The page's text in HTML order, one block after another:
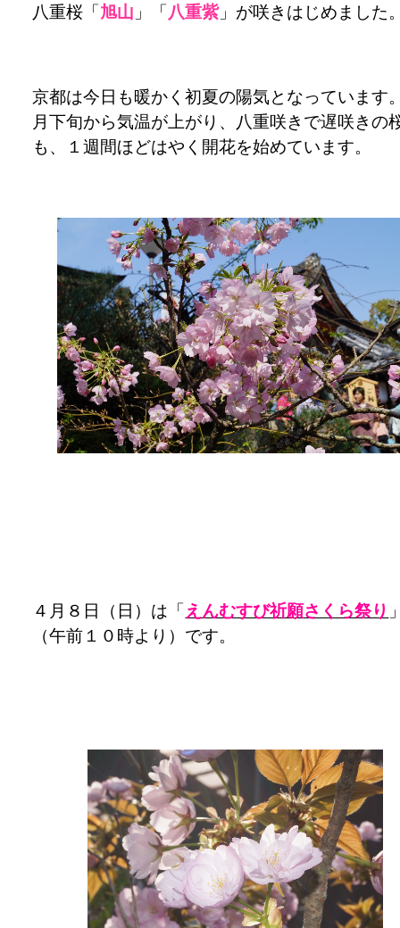
八重桜「旭山 」「 八重紫」が咲きはじめました
京都は今日も暖かく初夏の陽気となっています
月下旬から気温が上がり、八重咲きで遅咲きの
も、１週間ほどはやく開花を始めています。
４月８日（日）は「 えんむすび祈願さくら祭り
（午前１０時より）です。